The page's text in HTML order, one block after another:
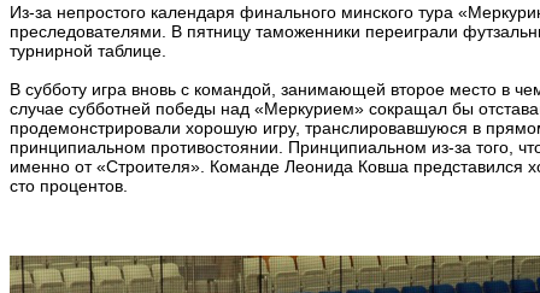
Из-за непростого календаря финального минского тура
преследователями. В пятницу таможенники переиграли
турнирной таблице.
В субботу игра вновь с командой, занимающей второе место в
случае субботней победы над «Меркурием» сокращал бы
продемонстрировали хорошую игру, транслировавшуюся в
принципиальном противостоянии. Принципиальном из-за того,
именно от «Строителя». Команде Леонида Ковша представился
сто процентов.